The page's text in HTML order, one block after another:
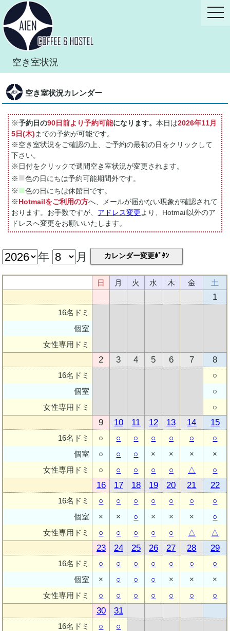
空き室状況
空き室状況カレンダー
※予約日の90日前より予約可能になります。本日は2026年11月
5日(木) までの予約が可能です。
※空き室状況をご確認の上、ご予約の最初の日をクリックして
下さい。
※日付をクリックで週間空き室状況が変更されます。
※■色の日にちは予約可能期間外です。
※■色の日にちは休館日です。
※Hotmailをご利用の方へ、メールが届かない現象が確認されて
おります。お手数ですが、 アドレス変更より、Hotmail以外のア
ドレスへ変更をお願いいたします。
年 月 カレンダー変更ﾎﾞﾀﾝ
日 月 火 水 木 金 土
16名ドミ
個室
女性専用ドミ
1
16名ドミ
個室
女性専用ドミ
2 3 4 5 6 7 8
○
○
○
16名ドミ
個室
女性専用ドミ
9
○
○
○
10
○
○
○
11
○
○
○
12
○
×
○
13
○
×
○
14
○
×
△
15
○
×
○
16名ドミ
個室
女性専用ドミ
16
○
×
○
17
○
×
○
18
○
○
○
19
○
×
○
20
○
×
○
21
○
×
△
22
○
○
△
16名ドミ
個室
女性専用ドミ
23
○
×
○
24
○
○
○
25
○
○
○
26
○
○
○
27
○
×
○
28
○
×
○
29
○
×
○
16名ドミ
30
○
31
○